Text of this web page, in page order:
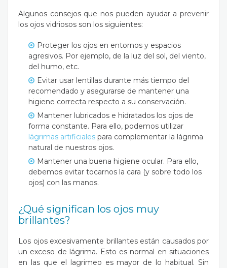
Algunos consejos que nos pueden ayudar a prevenir
los ojos vidriosos son los siguientes:
Proteger los ojos en entornos y espacios
agresivos. Por ejemplo, de la luz del sol, del viento,
del humo, etc.
Evitar usar lentillas durante más tiempo del
recomendado y asegurarse de mantener una
higiene correcta respecto a su conservación.
Mantener lubricados e hidratados los ojos de
forma constante. Para ello, podemos utilizar
lágrimas artificiales para complementar la lágrima
natural de nuestros ojos.
Mantener una buena higiene ocular. Para ello,
debemos evitar tocarnos la cara (y sobre todo los
ojos) con las manos.
¿Qué significan los ojos muy
brillantes?
Los ojos excesivamente brillantes están causados por
un exceso de lágrima. Esto es normal en situaciones
en las que el lagrimeo es mayor de lo habitual. Sin